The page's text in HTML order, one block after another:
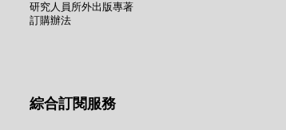
研究人員所外出版專著
訂購辦法
綜合訂閱服務